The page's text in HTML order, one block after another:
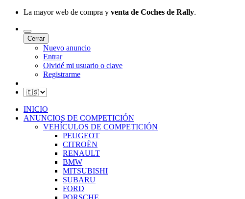
La mayor web de compra y venta de Coches de Rally.
Cerrar
Nuevo anuncio
Entrar
Olvidé mi usuario o clave
Registrarme
INICIO
ANUNCIOS DE COMPETICIÓN
VEHÍCULOS DE COMPETICIÓN
PEUGEOT
CITROËN
RENAULT
BMW
MITSUBISHI
SUBARU
FORD
PORSCHE